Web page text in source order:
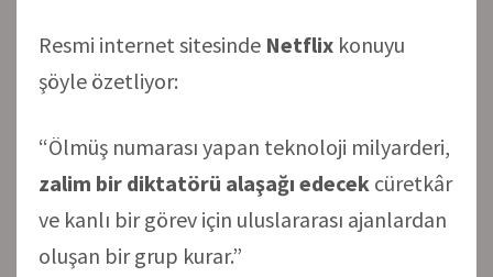
Resmi internet sitesinde Netflix konuyu
şöyle özetliyor:
“Ölmüş numarası yapan teknoloji milyarderi,
zalim bir diktatörü alaşağı edecek cüretkâr
ve kanlı bir görev için uluslararası ajanlardan
oluşan bir grup kurar.”